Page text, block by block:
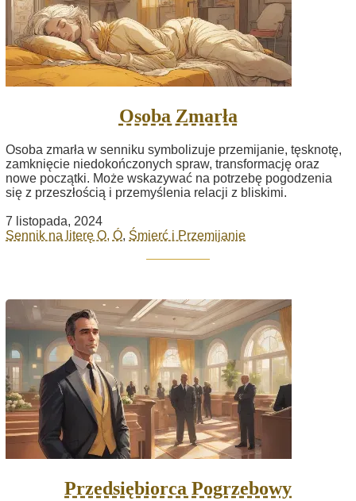
Osoba Zmarła
Osoba zmarła w senniku symbolizuje przemijanie, tęsknotę,
zamknięcie niedokończonych spraw, transformację oraz
nowe początki. Może wskazywać na potrzebę pogodzenia
się z przeszłością i przemyślenia relacji z bliskimi.
7 listopada, 2024
Sennik na literę O, Ó, Śmierć i Przemijanie
Przedsiębiorca Pogrzebowy